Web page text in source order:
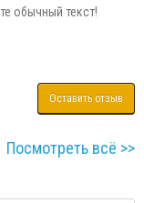
обычный текст!
Оставить отзыв
Посмотреть всё >>